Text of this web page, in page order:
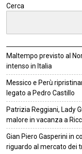
Cerca
Maltempo previsto al
intenso in Italia
Messico e Perù
legato a Pedro Castillo
Patrizia Reggiani, Lady
malore in vacanza a
Gian Piero Gasperini in
riguardo al mercato dei